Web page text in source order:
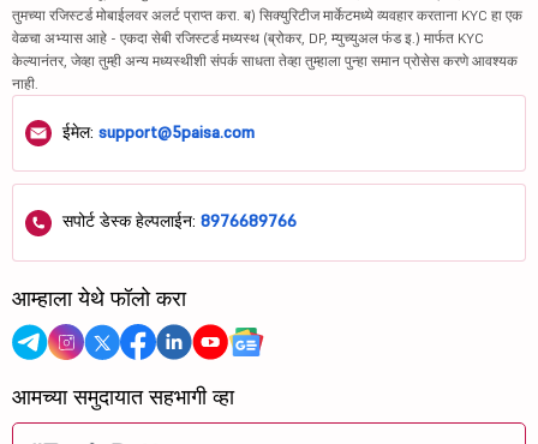
तुमच्या रजिस्टर्ड मोबाईलवर अलर्ट प्राप्त करा. ब) सिक्युरिटीज मार्केटमध्ये व्यवहार करताना KYC हा एक
वेळचा अभ्यास आहे - एकदा सेबी रजिस्टर्ड मध्यस्थ (ब्रोकर, DP, म्युच्युअल फंड इ.) मार्फत KYC
केल्यानंतर, जेव्हा तुम्ही अन्य मध्यस्थीशी संपर्क साधता तेव्हा तुम्हाला पुन्हा समान प्रोसेस करणे आवश्यक
नाही.
ईमेल: support@5paisa.com
सपोर्ट डेस्क हेल्पलाईन: 8976689766
आम्हाला येथे फॉलो करा
आमच्या समुदायात सहभागी व्हा